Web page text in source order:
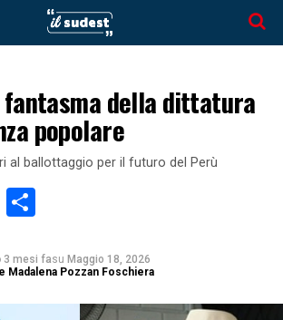
della dittatura
popolare
al ballottaggio per il futuro del Perù
Condividi
3 mesi fasu Maggio 18, 2026
Madalena Pozzan Foschiera